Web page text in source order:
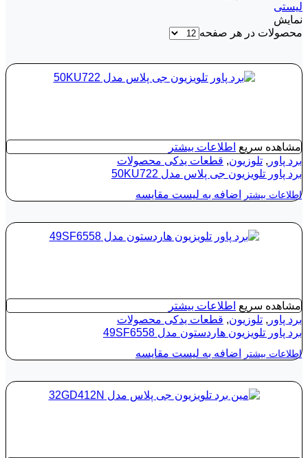
لیستی
نمایش
محصولات در هر صفحه
مشاهده سریع اطلاعات بیشتر
برد پاور , تلوزیون, قطعات یدکی محصولات
برد پاور تلویزیون جی پلاس مدل 50KU722
اطلاعات بیشتر اضافه به لیست مقایسه
مشاهده سریع اطلاعات بیشتر
برد پاور , تلوزیون, قطعات یدکی محصولات
برد پاور تلویزیون هاردستون مدل 49SF6558
اطلاعات بیشتر اضافه به لیست مقایسه